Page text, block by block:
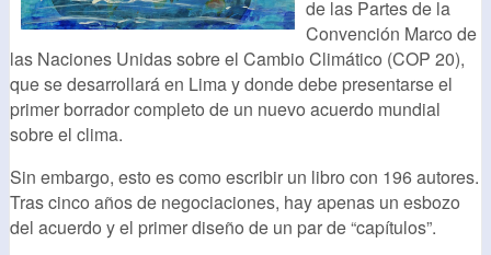
de las Partes de la
Convención Marco de
las Naciones Unidas sobre el Cambio Climático (COP 20),
que se desarrollará en Lima y donde debe presentarse el
primer borrador completo de un nuevo acuerdo mundial
sobre el clima.
Sin embargo, esto es como escribir un libro con 196 autores.
Tras cinco años de negociaciones, hay apenas un esbozo
del acuerdo y el primer diseño de un par de “capítulos”.